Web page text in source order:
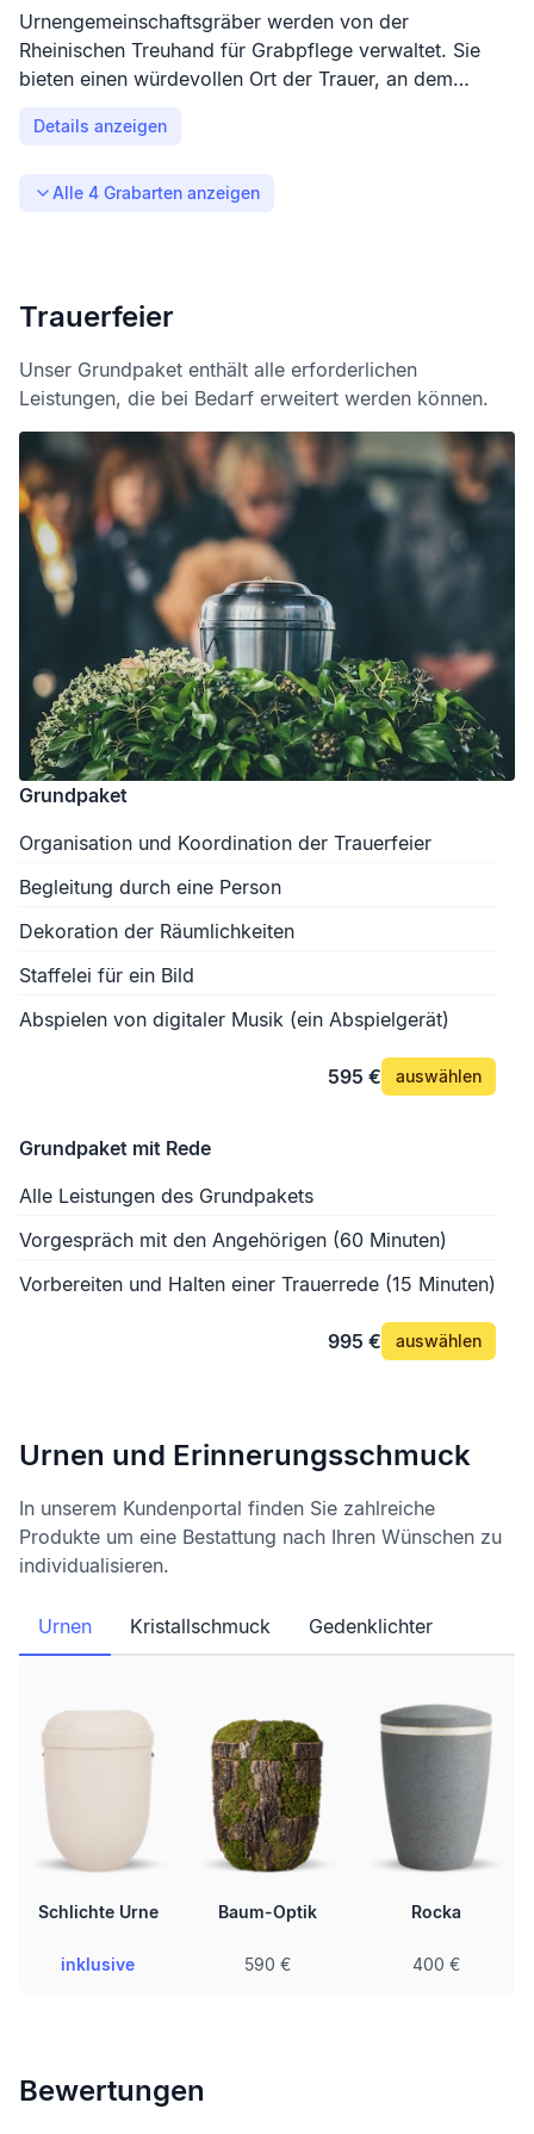
Urnengemeinschaftsgräber werden von der
Rheinischen Treuhand für Grabpflege verwaltet. Sie
bieten einen würdevollen Ort der Trauer, an dem
handwerklich gestalteter Grabstein trägt die Namen
Blumenschmuck und Kerzen zur Erinnerung abgelegt
Details anzeigen
Alle 4 Grabarten anzeigen
Trauerfeier
Unser Grundpaket enthält alle erforderlichen
Leistungen, die bei Bedarf erweitert werden können.
Grundpaket
Organisation und Koordination der Trauerfeier
Begleitung durch eine Person
Dekoration der Räumlichkeiten
Staffelei für ein Bild
Abspielen von digitaler Musik (ein Abspielgerät)
595 € auswählen
Grundpaket mit Rede
Alle Leistungen des Grundpakets
Vorgespräch mit den Angehörigen (60 Minuten)
Vorbereiten und Halten einer Trauerrede (15 Minuten)
995 € auswählen
Urnen und Erinnerungsschmuck
In unserem Kundenportal finden Sie zahlreiche
Produkte um eine Bestattung nach Ihren Wünschen zu
individualisieren.
Urnen Kristallschmuck Gedenklichter
Schlichte Urne
inklusive
Baum-Optik
590 €
Rocka
400 €
Bewertungen